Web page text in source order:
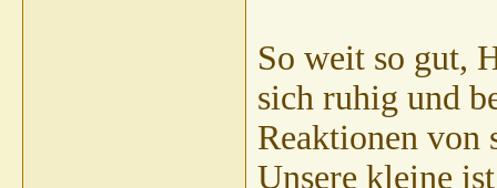
So weit so gut,
sich ruhig und
Reaktionen von
Unsere kleine